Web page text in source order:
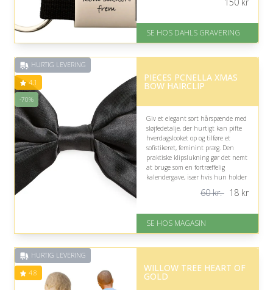
Fremragende Trustpilot rating
SE HOS DAHLS GRAVERING
HURTIG LEVERING
4.1
-70%
PIECES PCNELLA XMAS
BOW HAIRCLIP
Giv et elegant sort hårspænde med
sløjfedetalje, der hurtigt kan pifte
hverdagslooket op og tilføre et
sofistikeret, feminint præg. Den
praktiske klipslukning gør det nemt
at bruge som en fortræffelig
kalendergave, især hvis hun holder
God Trustpilot rating på 4.1 ud
Nedsat: 70% (Normalpris: 60
60 kr. 18kr
SE HOS MAGASIN
HURTIG LEVERING
4.8 WILLOW TREE HEART OF
GOLD